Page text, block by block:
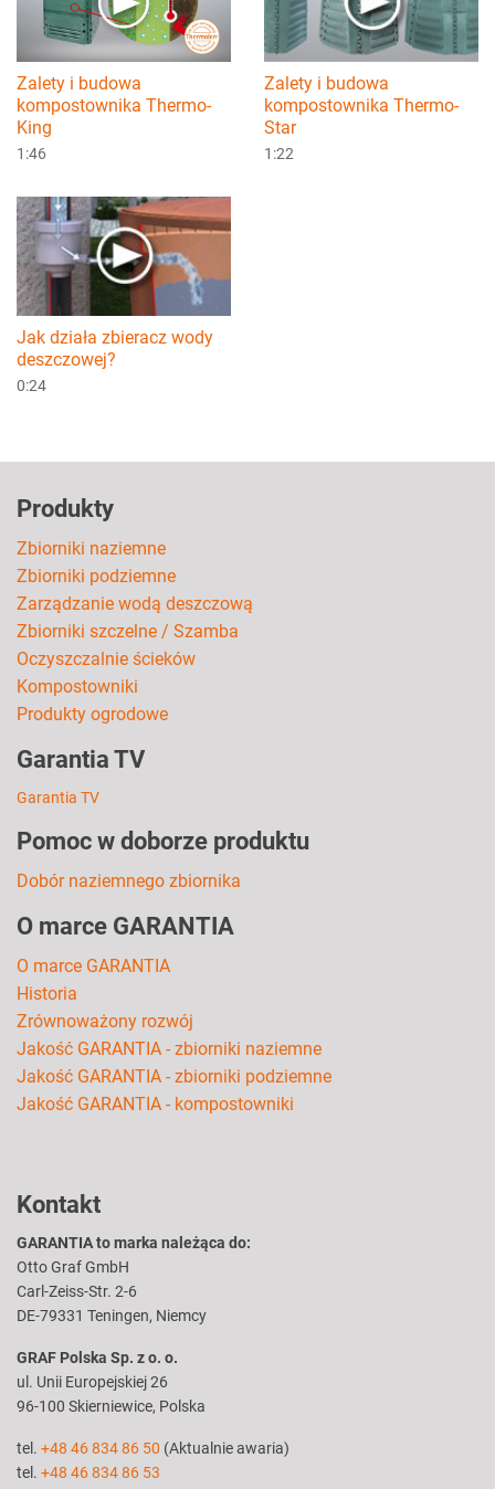
Zalety i budowa
kompostownika Thermo-
King
1:46
Zalety i budowa
kompostownika Thermo-
Star
1:22
Jak działa zbieracz wody
deszczowej?
0:24
Produkty
Zbiorniki naziemne
Zbiorniki podziemne
Zarządzanie wodą deszczową
Zbiorniki szczelne / Szamba
Oczyszczalnie ścieków
Kompostowniki
Produkty ogrodowe
Garantia TV
Garantia TV
Pomoc w doborze produktu
Dobór naziemnego zbiornika
O marce GARANTIA
O marce GARANTIA
Historia
Zrównoważony rozwój
Jakość GARANTIA - zbiorniki naziemne
Jakość GARANTIA - zbiorniki podziemne
Jakość GARANTIA - kompostowniki
Kontakt
GARANTIA to marka należąca do:
Otto Graf GmbH
Carl-Zeiss-Str. 2-6
DE-79331 Teningen, Niemcy
GRAF Polska Sp. z o. o.
ul. Unii Europejskiej 26
96-100 Skierniewice, Polska
tel. +48 46 834 86 50 (Aktualnie awaria)
tel. +48 46 834 86 53